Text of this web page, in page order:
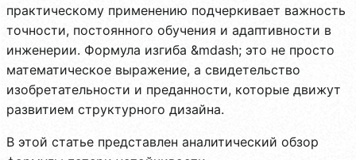
практическому применению подчеркивает важность
точности, постоянного обучения и адаптивности в
инженерии. Формула изгиба &mdash; это не просто
математическое выражение, а свидетельство
изобретательности и преданности, которые движут
развитием структурного дизайна.
В этой статье представлен аналитический обзор